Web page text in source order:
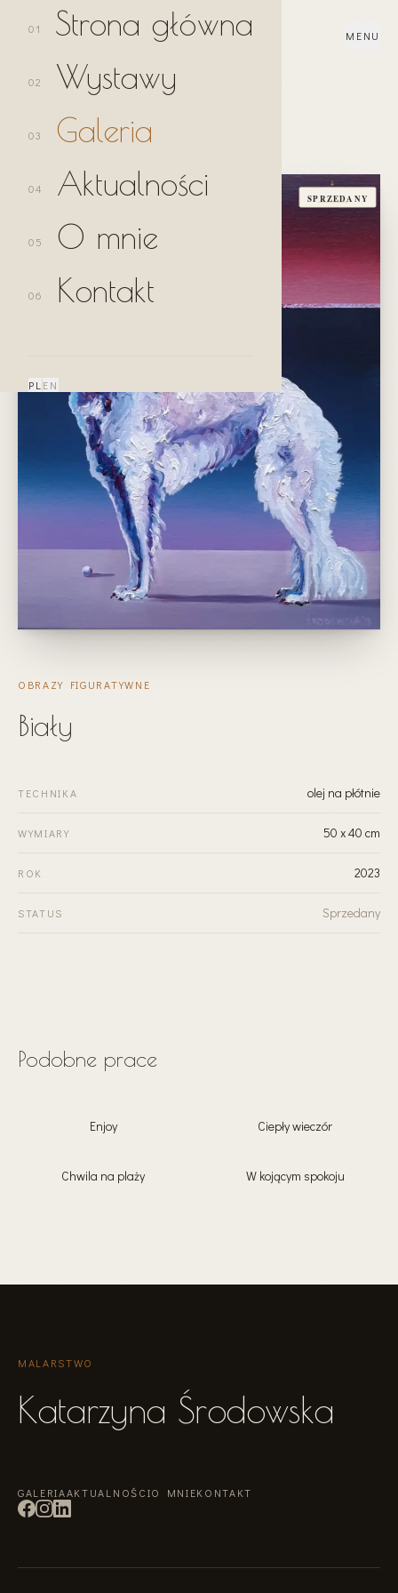
Katarzyna Środowska MENU
01 Strona główna
02 Wystawy
03 Galeria
04 Aktualności
05 O mnie
06 Kontakt
PL EN
/ Obrazy figuratywne
SPRZEDANY
OBRAZY FIGURATYWNE
Biały
TECHNIKA olej na płótnie
WYMIARY 50 x 40 cm
ROK 2023
STATUS Sprzedany
Podobne prace
Enjoy Ciepły wieczór
Chwila na plaży W kojącym spokoju
MALARSTWO
Katarzyna Środowska
GALERIAAKTUALNOŚCIO MNIEKONTAKT